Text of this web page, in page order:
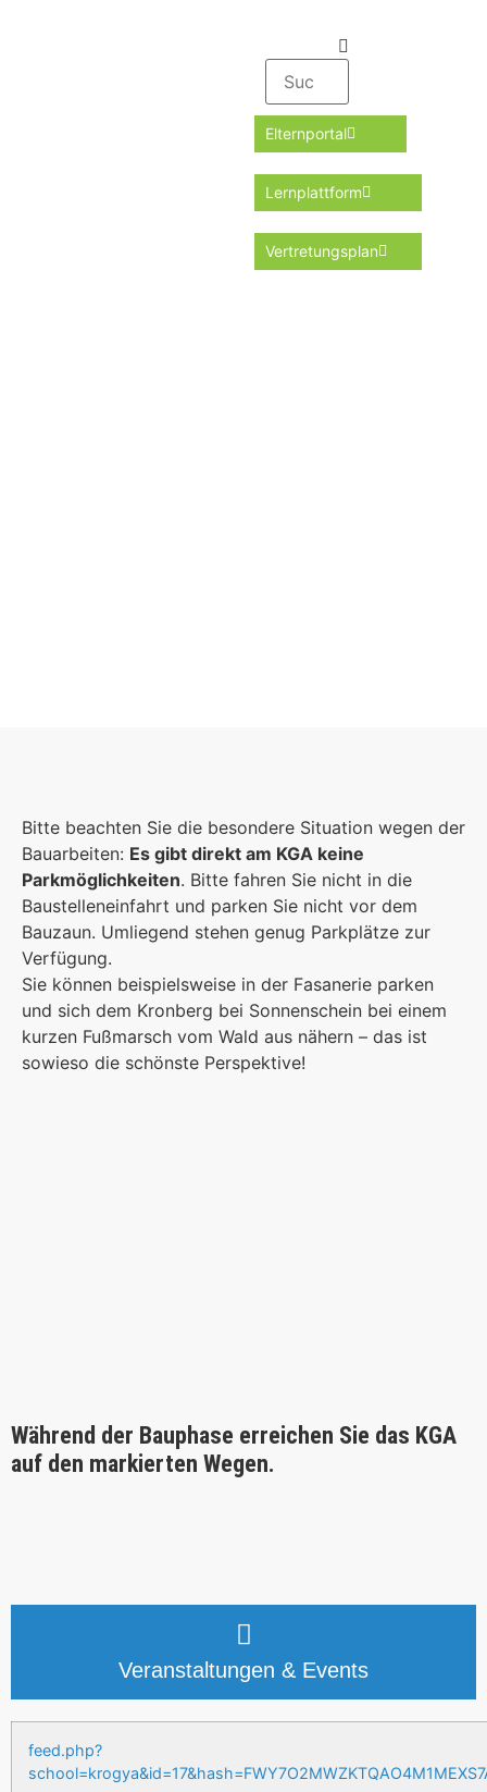
Elternportal
Lernplattform
Vertretungsplan
Es kommt auf jeden Einzelnen an, zusammen
sind wir eine starke Gemeinschaft.
Foto: KGA CC BY NC
Mehr erfahren
Bitte beachten Sie die besondere Situation wegen der
Bauarbeiten: Es gibt direkt am KGA keine
Parkmöglichkeiten. Bitte fahren Sie nicht in die
Baustelleneinfahrt und parken Sie nicht vor dem
Bauzaun. Umliegend stehen genug Parkplätze zur
Verfügung.
Sie können beispielsweise in der Fasanerie parken
und sich dem Kronberg bei Sonnenschein bei einem
kurzen Fußmarsch vom Wald aus nähern – das ist
sowieso die schönste Perspektive!
Während der Bauphase erreichen Sie das KGA
auf den markierten Wegen.
Veranstaltungen & Events
feed.php?